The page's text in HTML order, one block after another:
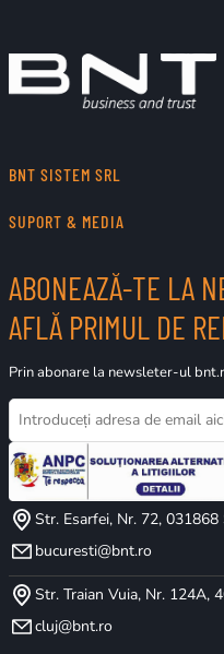
BNT SISTEM SRL
SUPORT & MEDIA
ABONEAZĂ-TE LA
AFLĂ PRIMUL DE
Prin abonare la newsleter-ul
Str. Esarfei, Nr. 72,
bucuresti@bnt.ro
Str. Traian Vuia, Nr. 124A,
cluj@bnt.ro